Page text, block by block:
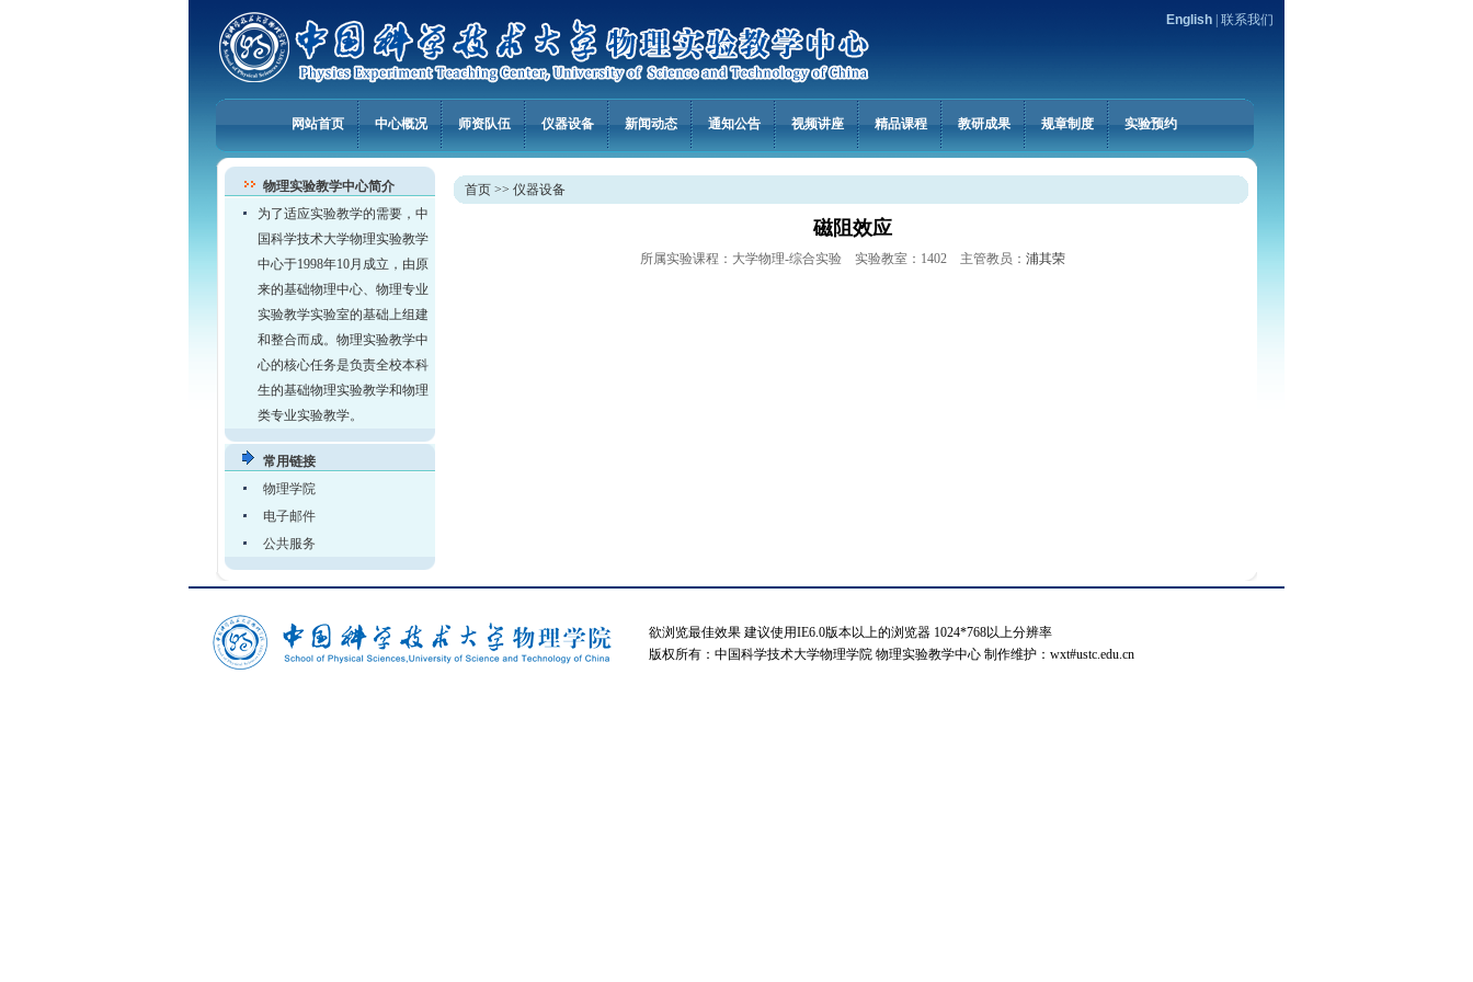
English 联系我们
网站首页 中心概况 师资队伍 仪器设备 新闻动态 通知公告 视频讲座 精品课程 教研成果 规章制度 实验预约
物理实验教学中心简介
为了适应实验教学的需要，中
国科学技术大学物理实验教学
中心于1998年10月成立，由原
来的基础物理中心、物理专业
实验教学实验室的基础上组建
和整合而成。物理实验教学中
心的核心任务是负责全校本科
生的基础物理实验教学和物理
类专业实验教学。
常用链接
物理学院
电子邮件
公共服务
首页 >> 仪器设备
磁阻效应
所属实验课程：大学物理-综合实验 实验教室：1402 主管教员： 浦其荣
欲浏览最佳效果 建议使用IE6.0版本以上的浏览器 1024*768以上分辨率
版权所有：中国科学技术大学物理学院 物理实验教学中心 制作维护：wxt#ustc.edu.cn